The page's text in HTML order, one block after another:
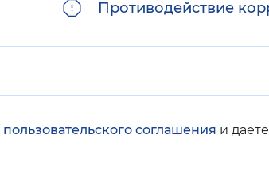
пользовательского соглашения и
Противодействие